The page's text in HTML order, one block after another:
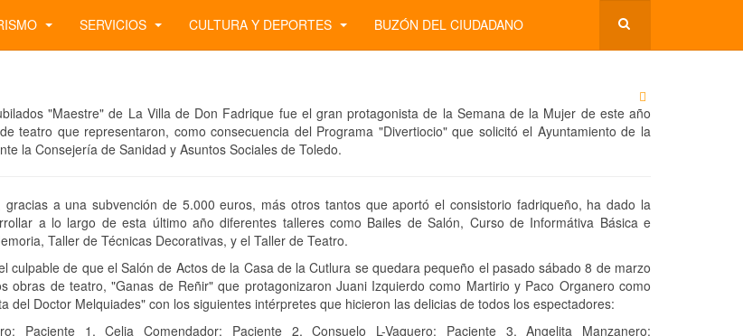
SERVICIOS CULTURA Y DEPORTES BUZÓN DEL CIUDADANO
"Maestre" de La Villa de Don Fadrique fue el gran protagonista de la Semana de la Mujer de este año
teatro que representaron, como consecuencia del Programa "Divertiocio" que solicitó el Ayuntamiento de la
la Consejería de Sanidad y Asuntos Sociales de Toledo.
gracias a una subvención de 5.000 euros, más otros tantos que aportó el consistorio fadriqueño, ha dado la
a lo largo de esta último año diferentes talleres como Bailes de Salón, Curso de Informátiva Básica e
Taller de Técnicas Decorativas, y el Taller de Teatro.
culpable de que el Salón de Actos de la Casa de la Cutlura se quedara pequeño el pasado sábado 8 de marzo
obras de teatro, "Ganas de Reñir" que protagonizaron Juani Izquierdo como Martirio y Paco Organero como
del Doctor Melquiades" con los siguientes intérpretes que hicieron las delicias de todos los espectadores:
Paciente 1, Celia Comendador: Paciente 2, Consuelo L-Vaquero: Paciente 3, Angelita Manzanero: